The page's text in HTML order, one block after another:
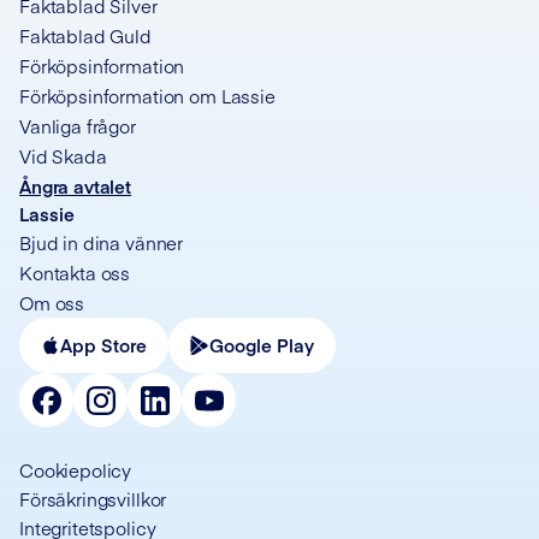
Faktablad Silver
Faktablad Guld
Förköpsinformation
Förköpsinformation om Lassie
Vanliga frågor
Vid Skada
Ångra avtalet
Lassie
Bjud in dina vänner
Kontakta oss
Om oss
App Store
Google Play
Cookiepolicy
Försäkringsvillkor
Integritetspolicy